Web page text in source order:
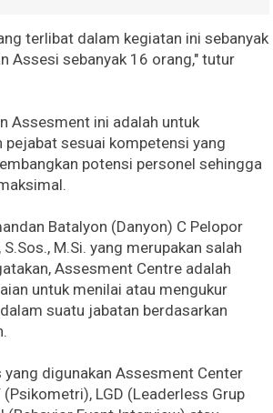
terlibat dalam kegiatan ini sebanyak
Assesi sebanyak 16 orang," tutur
Assesment ini adalah untuk
pejabat sesuai kompetensi yang
potensi personel sehingga
Batalyon (Danyon) C Pelopor
M.Si. yang merupakan salah
Assesment Centre adalah
untuk menilai atau mengukur
suatu jabatan berdasarkan
digunakan Assesment Center
LGD (Leaderless Grup